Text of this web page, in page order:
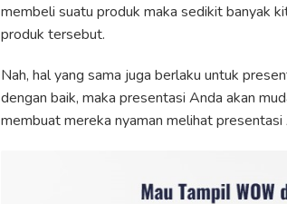
membeli suatu produk maka sedikit banyak
produk tersebut.
Nah, hal yang sama juga berlaku untuk
dengan baik, maka presentasi Anda akan
membuat mereka nyaman melihat presentasi